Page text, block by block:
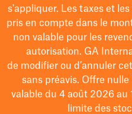
s'appliquer. Les taxes et
pris en compte dans le
non valable pour les
autorisation. GA
de modifierou d’annuler
sans préavis. Offre
valable du 4 août 2026 au
limite des